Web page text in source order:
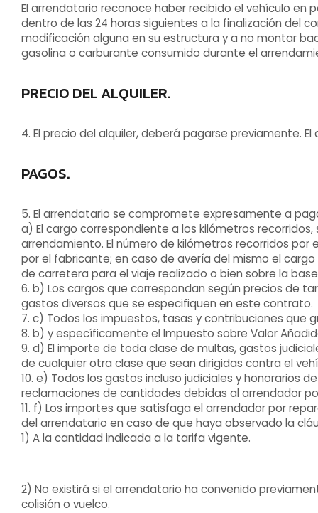
El arrendatario reconoce haber recibido el vehículo
dentro de las 24 horas siguientes a la finalización del
modificación alguna en su estructura y a no montar
gasolina o carburante consumido durante el
PRECIO DEL ALQUILER.
4. El precio del alquiler, deberá pagarse previamente.
PAGOS.
5. El arrendatario se compromete expresamente a
a) El cargo correspondiente a los kilómetros
arrendamiento. El número de kilómetros recorridos
por el fabricante; en caso de avería del mismo el
de carretera para el viaje realizado o bien sobre la
6. b) Los cargos que correspondan según precios de
gastos diversos que se especifiquen en este contrato.
7. c) Todos los impuestos, tasas y contribuciones que
8. b) y específicamente el Impuesto sobre Valor
9. d) El importe de toda clase de multas, gastos
de cualquier otra clase que sean dirigidas contra el
10. e) Todos los gastos incluso judiciales y honorarios
reclamaciones de cantidades debidas al arrendador
11. f) Los importes que satisfaga el arrendador por
del arrendatario en caso de que haya observado la
1) A la cantidad indicada a la tarifa vigente.
2) No existirá si el arrendatario ha convenido
colisión o vuelco.